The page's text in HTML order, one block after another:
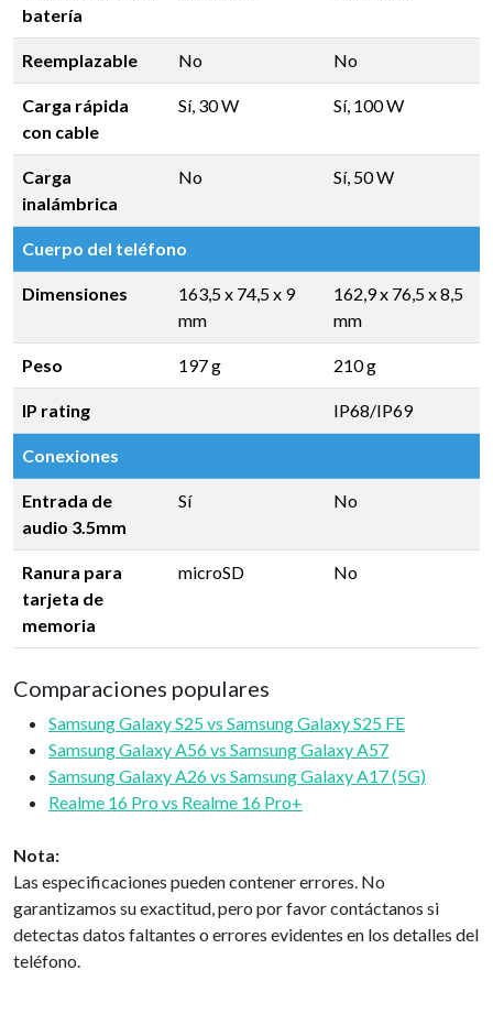
batería
Reemplazable No No
Carga rápida
con cable
Sí, 30 W Sí, 100 W
Carga
inalámbrica
No Sí, 50 W
Cuerpo del teléfono
Dimensiones
163,5 x 74,5 x 9
mm
162,9 x 76,5 x 8,5
mm
Peso 197 g 210 g
IP rating IP68/IP69
Conexiones
Entrada de
audio 3.5mm
Sí No
Ranura para
tarjeta de
memoria
microSD No
Comparaciones populares
Samsung Galaxy S25 vs Samsung Galaxy S25 FE
Samsung Galaxy A56 vs Samsung Galaxy A57
Samsung Galaxy A26 vs Samsung Galaxy A17 (5G)
Realme 16 Pro vs Realme 16 Pro+
Nota:
Las especificaciones pueden contener errores. No
garantizamos su exactitud, pero por favor contáctanos si
detectas datos faltantes o errores evidentes en los detalles del
teléfono.